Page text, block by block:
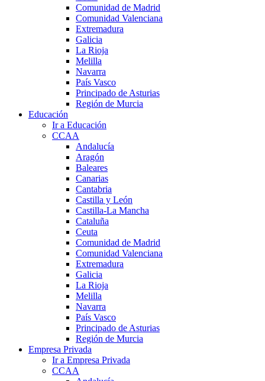
Comunidad de Madrid
Comunidad Valenciana
Extremadura
Galicia
La Rioja
Melilla
Navarra
País Vasco
Principado de Asturias
Región de Murcia
Educación
Ir a Educación
CCAA
Andalucía
Aragón
Baleares
Canarias
Cantabria
Castilla y León
Castilla-La Mancha
Cataluña
Ceuta
Comunidad de Madrid
Comunidad Valenciana
Extremadura
Galicia
La Rioja
Melilla
Navarra
País Vasco
Principado de Asturias
Región de Murcia
Empresa Privada
Ir a Empresa Privada
CCAA